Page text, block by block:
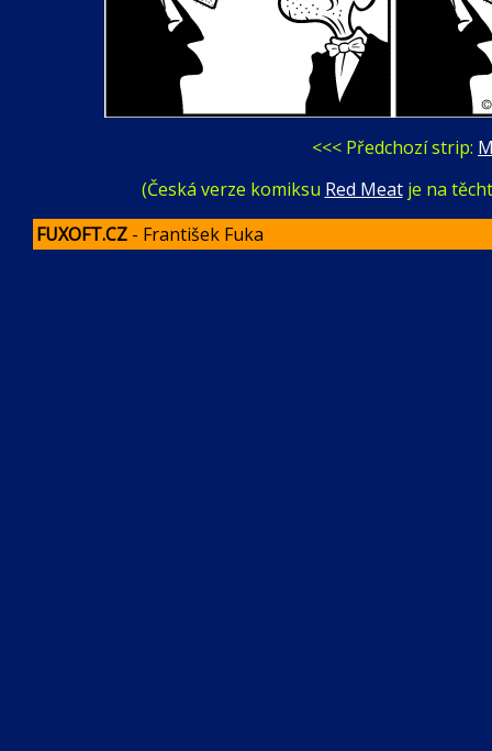
<<< Předchozí strip:
(Česká verze komiksu Red Meatje na
FUXOFT.CZ- František Fuka